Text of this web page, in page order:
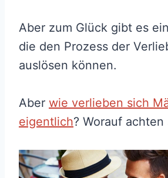
Aber zum Glück gibt es
die den Prozess der
auslösen können.
Aber wie verlieben sich
eigentlich? Worauf achten